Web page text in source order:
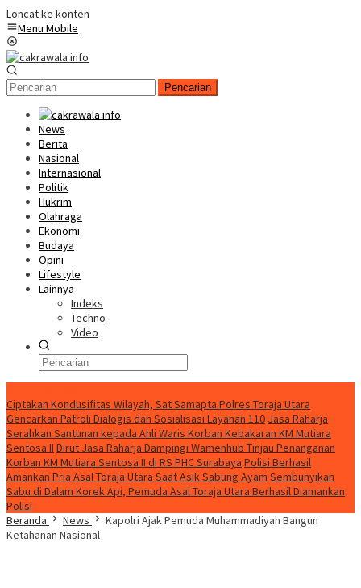
Loncat ke konten
Menu Mobile
Pencarian
News
Berita
Nasional
Internasional
Politik
Hukrim
Olahraga
Ekonomi
Budaya
Opini
Lifestyle
Lainnya
Indeks
Techno
Video
Ciptakan Kondusifitas Wilayah, Sat Samapta Polres Toraja Utara
Gencarkan Patroli Dialogis dan Sosialisasi Layanan 110 Jasa Raharja
Serahkan Santunan kepada Ahli Waris Korban Kebakaran KM Mutiara
Sentosa II Dirut Jasa Raharja Dampingi Wamenhub Tinjau Penanganan
Korban KM Mutiara Sentosa II di RS PHC Surabaya Polisi Berhasil
Amankan Pria Asal Toraja Utara Saat Asik Sabung Ayam Sembunyikan
Sabu di Dalam Korek Api, Pemuda Asal Toraja Utara Berhasil Diamankan
Polisi
Beranda
News
Kapolri Ajak Pemuda Muhammadiyah Bangun
Ketahanan Nasional